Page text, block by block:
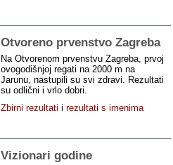
Otvoreno prvenstvo Zagreba
Na Otvorenom prvenstvu Zagreba, prvoj
ovogodišnjoj regati na 2000 m na
Jarunu, nastupili su svi zdravi. Rezultati
su odlični i vrlo dobri.
Zbirni rezultati irezultati s imenima
Vizionari godine